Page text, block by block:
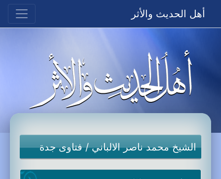
أهل الحديث والأثر
الشيخ محمد ناصر الالباني/فتاوى جدة